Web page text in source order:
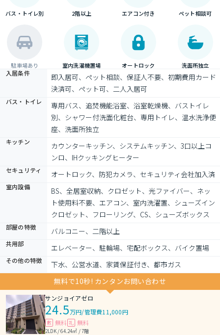
バス・トイレ別 2階以上 エアコン付き ペット相談可
駐車場あり 室内洗濯機置場 オートロック 洗面所独立
入居条件
即入居可、ペット相談、保証人不要、初期費用カード
決済可、ペット可、二人入居可
バス・トイレ
専用バス、追焚機能浴室、浴室乾燥機、バストイレ
別、シャワー付洗面化粧台、専用トイレ、温水洗浄便
座、洗面所独立
キッチン
カウンターキッチン、システムキッチン、3口以上コ
ンロ、IHクッキングヒーター
セキュリティ オートロック、防犯カメラ、セキュリティ会社加入済
室内設備
BS、全居室収納、クロゼット、光ファイバー、ネッ
ト使用料不要、エアコン、室内洗濯置、シューズイン
クロゼット、フローリング、CS、シューズボックス
部屋の特徴 バルコニー、二階以上
共用部 エレベーター、駐輪場、宅配ボックス、バイク置場
その他の特徴
下水、公営水道、家賃保証付き、都市ガス
無料で10秒! カンタンお問い合わせ
サンジョイアゼロ
24.5万円/管理費11,000円
敷 無料 礼 無料
2LDK / 64.24㎡ / 7階